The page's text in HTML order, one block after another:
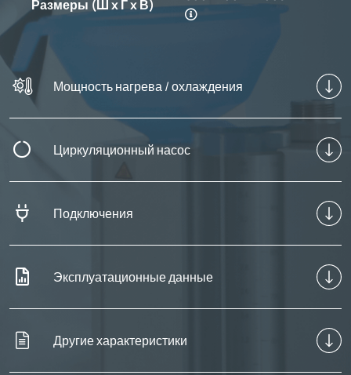
Размеры (Ш x Г x В)
Мощность нагрева / охлаждения
Циркуляционный насос
Подключения
Эксплуатационные данные
Другие характеристики